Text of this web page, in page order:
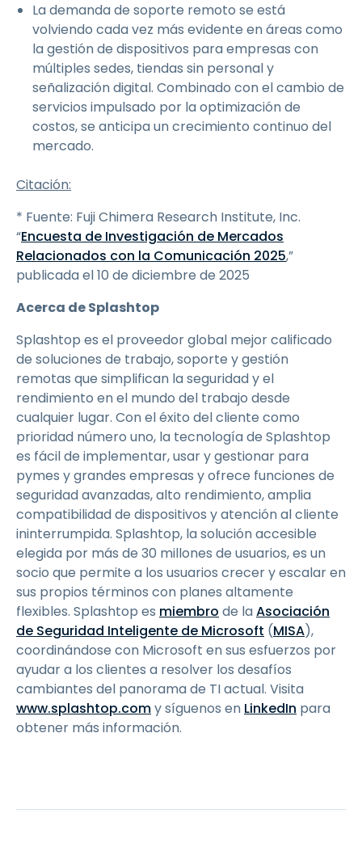
La demanda de soporte remoto se está
volviendo cada vez más evidente en áreas como
la gestión de dispositivos para empresas con
múltiples sedes, tiendas sin personal y
señalización digital. Combinado con el cambio de
servicios impulsado por la optimización de
costos, se anticipa un crecimiento continuo del
mercado.
Citación:
* Fuente: Fuji Chimera Research Institute, Inc.
“Encuesta de Investigación de Mercados
Relacionados con la Comunicación 2025,”
publicada el 10 de diciembre de 2025
Acerca de Splashtop
Splashtop es el proveedor global mejor calificado
de soluciones de trabajo, soporte y gestión
remotas que simplifican la seguridad y el
rendimiento en el mundo del trabajo desde
cualquier lugar. Con el éxito del cliente como
prioridad número uno, la tecnología de Splashtop
es fácil de implementar, usar y gestionar para
pymes y grandes empresas y ofrece funciones de
seguridad avanzadas, alto rendimiento, amplia
compatibilidad de dispositivos y atención al cliente
ininterrumpida. Splashtop, la solución accesible
elegida por más de 30 millones de usuarios, es un
socio que permite a los usuarios crecer y escalar en
sus propios términos con planes altamente
flexibles. Splashtop es miembro de laAsociación
de Seguridad Inteligente de Microsoft (MISA),
coordinándose con Microsoft en sus esfuerzos por
ayudar a los clientes a resolver los desafíos
cambiantes del panorama de TI actual. Visita
www.splashtop.comy síguenos en LinkedIn para
obtener más información.